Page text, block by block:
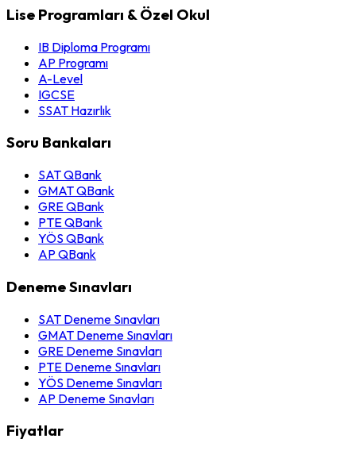
Lise Programları & Özel Okul
IB Diploma Programı
AP Programı
A-Level
IGCSE
SSAT Hazırlık
Soru Bankaları
SAT QBank
GMAT QBank
GRE QBank
PTE QBank
YÖS QBank
AP QBank
Deneme Sınavları
SAT Deneme Sınavları
GMAT Deneme Sınavları
GRE Deneme Sınavları
PTE Deneme Sınavları
YÖS Deneme Sınavları
AP Deneme Sınavları
Fiyatlar